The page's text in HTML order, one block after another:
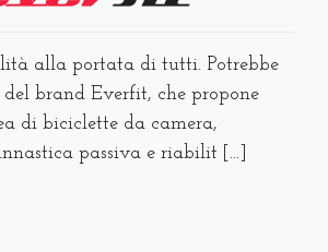
alla portata di tutti. Potrebbe
del brand Everfit, che propone
di biciclette da camera,
passiva e riabilit [...]